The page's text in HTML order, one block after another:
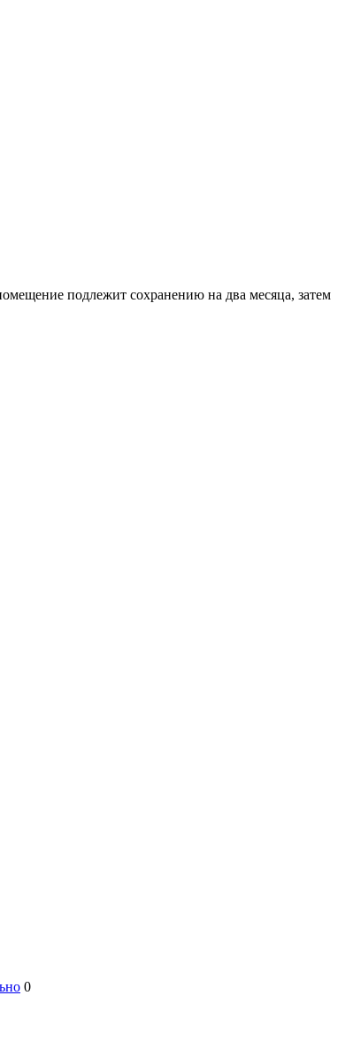
подлежит сохранению на два месяца, затем
0